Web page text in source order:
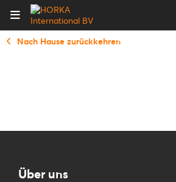
Nach Hause zurückkehren
Über uns